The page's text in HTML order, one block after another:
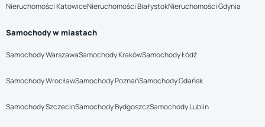
Nieruchomości KatowiceNieruchomości BiałystokNieruchomości Gdynia
Samochody w miastach
Samochody WarszawaSamochody KrakówSamochody Łódź
Samochody WrocławSamochody PoznańSamochody Gdańsk
Samochody SzczecinSamochody BydgoszczSamochody Lublin